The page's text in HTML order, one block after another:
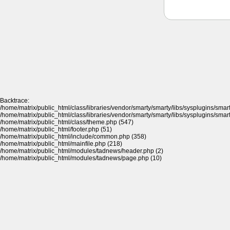
Backtrace:
/home/matrix/public_html/class/libraries/vendor/smarty/smarty/libs/sysplugins/
/home/matrix/public_html/class/libraries/vendor/smarty/smarty/libs/sysplugins/
/home/matrix/public_html/class/theme.php (547)
/home/matrix/public_html/footer.php (51)
/home/matrix/public_html/include/common.php (358)
/home/matrix/public_html/mainfile.php (218)
/home/matrix/public_html/modules/tadnews/header.php (2)
/home/matrix/public_html/modules/tadnews/page.php (10)